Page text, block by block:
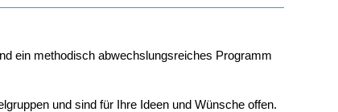
ein methodisch abwechslungsreiches Programm
und sind für Ihre Ideen und Wünsche offen.